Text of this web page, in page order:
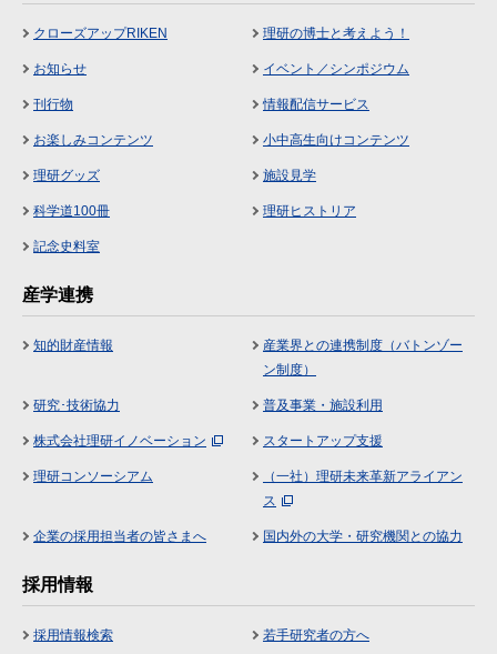
クローズアップRIKEN 理研の博士と考えよう！
お知らせ イベント／シンポジウム
刊行物 情報配信サービス
お楽しみコンテンツ 小中高生向けコンテンツ
理研グッズ 施設見学
科学道100冊 理研ヒストリア
記念史料室
産学連携
知的財産情報
産業界との連携制度（バトンゾー
ン制度）
研究･技術協力 普及事業・施設利用
株式会社理研イノベーション スタートアップ支援
理研コンソーシアム
（一社）理研未来革新アライアン
ス
企業の採用担当者の皆さまへ 国内外の大学・研究機関との協力
採用情報
採用情報検索 若手研究者の方へ